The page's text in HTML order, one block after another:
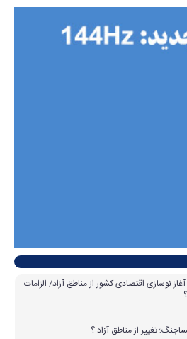
نوسازی اقتصادی کشور از مناطق آزاد/ الزامات
تغییر از مناطق آزاد ؟